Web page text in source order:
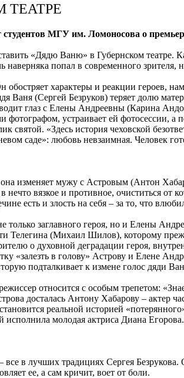
ТЕАТРЕ
МГУ им. Ломоносова о
«Дядю Ваню» в Губернском театре.
попал в современного зрителя,
характеры и реакции героев,
Ваня (Сергей Безруков) теряет долю
глаз с Елены Андреевны (Карина
фотографом, устраивает ей фотосессии,
святой. «Здесь история чеховской
саде»: любовь невзаимная. Человек
изменяет мужу с Астровым (Антон
нечто вязкое и противное, очиститься
есть и злость на себя – за то, что
только заглавного героя, но и Елены
Телегина (Михаил Шилов), которому
о духовной деградации героя,
«залезть в голову» Астрову и Елене
подталкивает к измене голос дяди
относится с особым трепетом:
досталась Антону Хабарову –
реальной историей
молодая актриса Диана Егорова.
в лучших традициях Сергея
ее, а сам кричит, воет от боли.